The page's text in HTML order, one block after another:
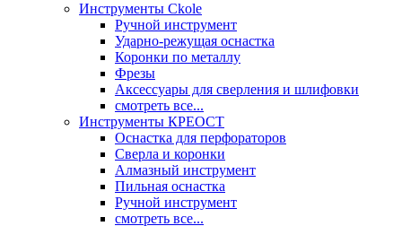
Инструменты Ckole
Ручной инструмент
Ударно‑режущая оснастка
Коронки по металлу
Фрезы
Аксессуары для сверления и шлифовки
смотреть все...
Инструменты КРЕОСТ
Оснастка для перфораторов
Сверла и коронки
Алмазный инструмент
Пильная оснастка
Ручной инструмент
смотреть все...